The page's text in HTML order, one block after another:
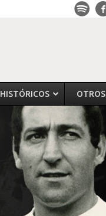
HISTÓRICOS OTROS